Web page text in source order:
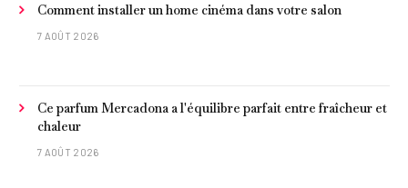
Comment installer un home cinéma dans votre salon
7 AOÛT 2026
Ce parfum Mercadona a l'équilibre parfait entre fraîcheur et
chaleur
7 AOÛT 2026